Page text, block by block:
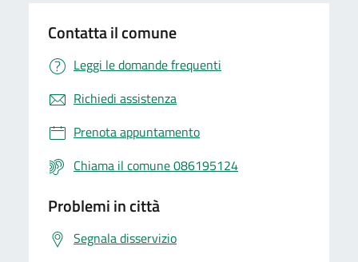
Contatta il comune
Leggi le domande frequenti
Richiedi assistenza
Prenota appuntamento
Chiama il comune 086195124
Problemi in città
Segnala disservizio